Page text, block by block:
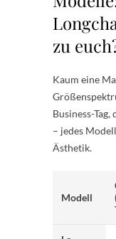
zu
Kaum eine
Business-
– jedes
Ästhetik.
Modell